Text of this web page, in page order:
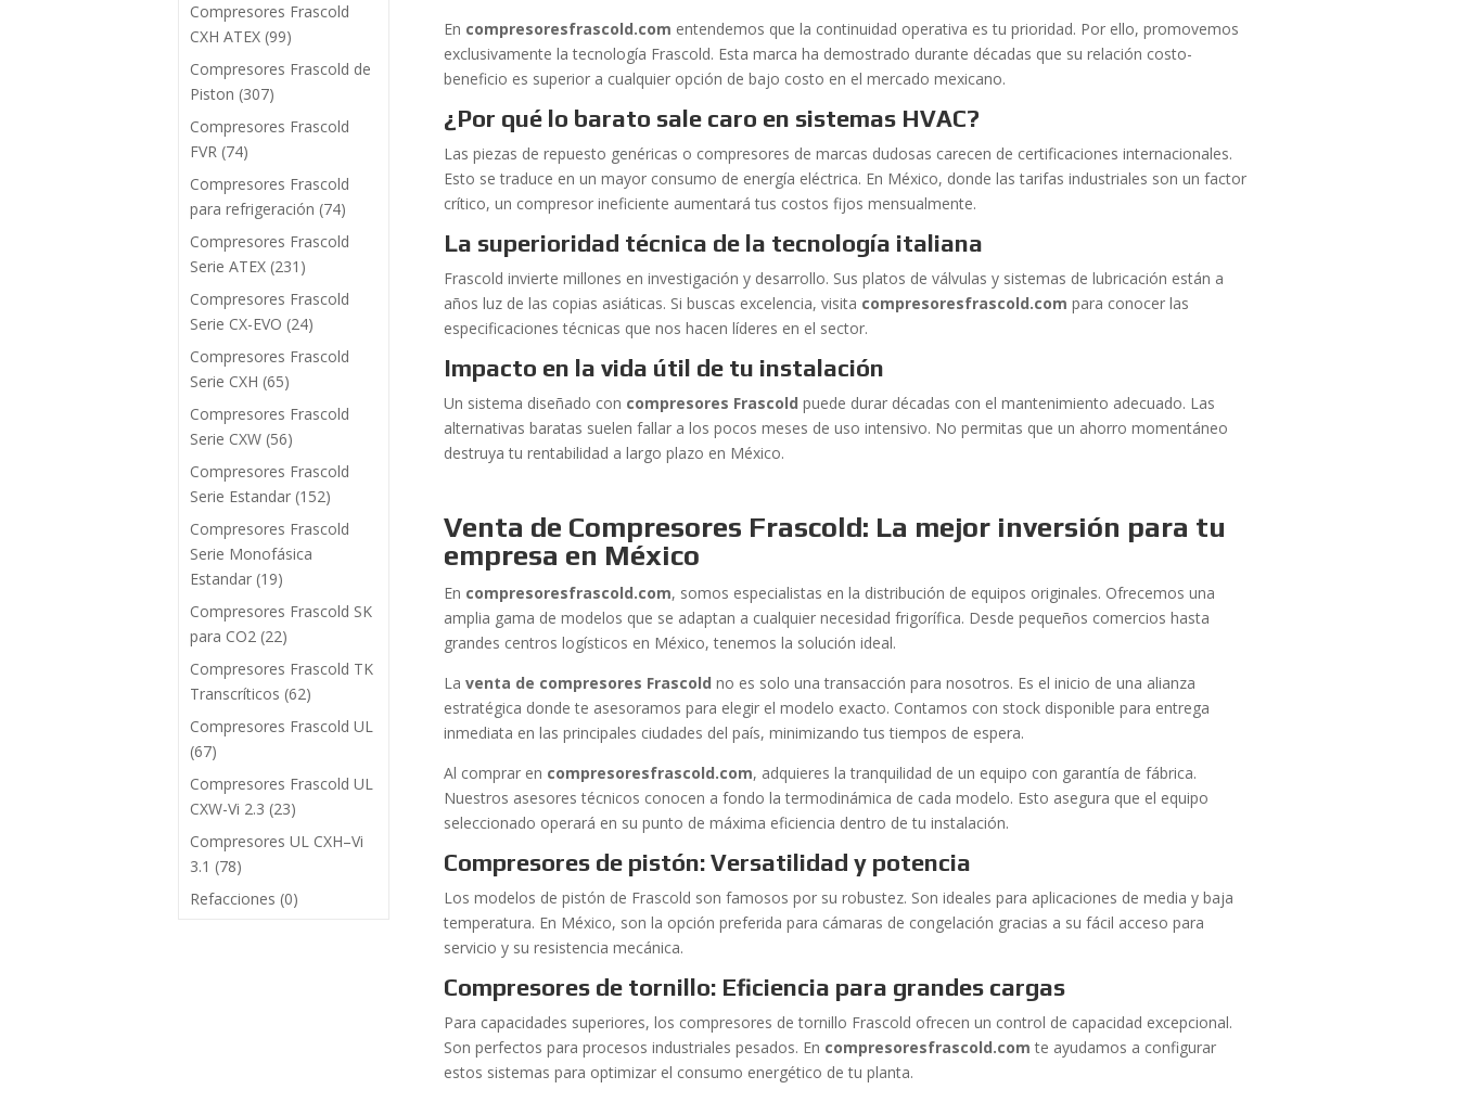
En compresoresfrascold.com entendemos que la continuidad operativa es tu prioridad. Por ello, promovemos
exclusivamente la tecnología Frascold. Esta marca ha demostrado durante décadas que su relación costo-
beneficio es superior a cualquier opción de bajo costo en el mercado mexicano.
¿Por qué lo barato sale caro en sistemas HVAC?
Las piezas de repuesto genéricas o compresores de marcas dudosas carecen de certificaciones internacionales.
Esto se traduce en un mayor consumo de energía eléctrica. En México, donde las tarifas industriales son un factor
crítico, un compresor ineficiente aumentará tus costos fijos mensualmente.
La superioridad técnica de la tecnología italiana
Frascold invierte millones en investigación y desarrollo. Sus platos de válvulas y sistemas de lubricación están a
años luz de las copias asiáticas. Si buscas excelencia, visita compresoresfrascold.com para conocer las
especificaciones técnicas que nos hacen líderes en el sector.
Impacto en la vida útil de tu instalación
Un sistema diseñado con compresores Frascold puede durar décadas con el mantenimiento adecuado. Las
alternativas baratas suelen fallar a los pocos meses de uso intensivo. No permitas que un ahorro momentáneo
destruya tu rentabilidad a largo plazo en México.
Venta de Compresores Frascold: La mejor inversión para tu
empresa en México
En compresoresfrascold.com, somos especialistas en la distribución de equipos originales. Ofrecemos una
amplia gama de modelos que se adaptan a cualquier necesidad frigorífica. Desde pequeños comercios hasta
grandes centros logísticos en México, tenemos la solución ideal.
Laventa de compresores Frascold no es solo una transacción para nosotros. Es el inicio de una alianza
estratégica donde te asesoramos para elegir el modelo exacto. Contamos con stock disponible para entrega
inmediata en las principales ciudades del país, minimizando tus tiempos de espera.
Al comprar en compresoresfrascold.com, adquieres la tranquilidad de un equipo con garantía de fábrica.
Nuestros asesores técnicos conocen a fondo la termodinámica de cada modelo. Esto asegura que el equipo
seleccionado operará en su punto de máxima eficiencia dentro de tu instalación.
Compresores de pistón: Versatilidad y potencia
Los modelos de pistón de Frascold son famosos por su robustez. Son ideales para aplicaciones de media y baja
temperatura. En México, son la opción preferida para cámaras de congelación gracias a su fácil acceso para
servicio y su resistencia mecánica.
Compresores de tornillo: Eficiencia para grandes cargas
Para capacidades superiores, los compresores de tornillo Frascold ofrecen un control de capacidad excepcional.
Son perfectos para procesos industriales pesados. En compresoresfrascold.com te ayudamos a configurar
estos sistemas para optimizar el consumo energético de tu planta.
Compresores Frascold
CXH ATEX (99)
Compresores Frascold de
Piston (307)
Compresores Frascold
FVR (74)
Compresores Frascold
para refrigeración (74)
Compresores Frascold
Serie ATEX (231)
Compresores Frascold
Serie CX-EVO (24)
Compresores Frascold
Serie CXH (65)
Compresores Frascold
Serie CXW (56)
Compresores Frascold
Serie Estandar (152)
Compresores Frascold
Serie Monofásica
Estandar (19)
Compresores Frascold SK
para CO2 (22)
Compresores Frascold TK
Transcríticos (62)
Compresores Frascold UL
(67)
Compresores Frascold UL
CXW-Vi 2.3 (23)
Compresores UL CXH–Vi
3.1 (78)
Refacciones (0)